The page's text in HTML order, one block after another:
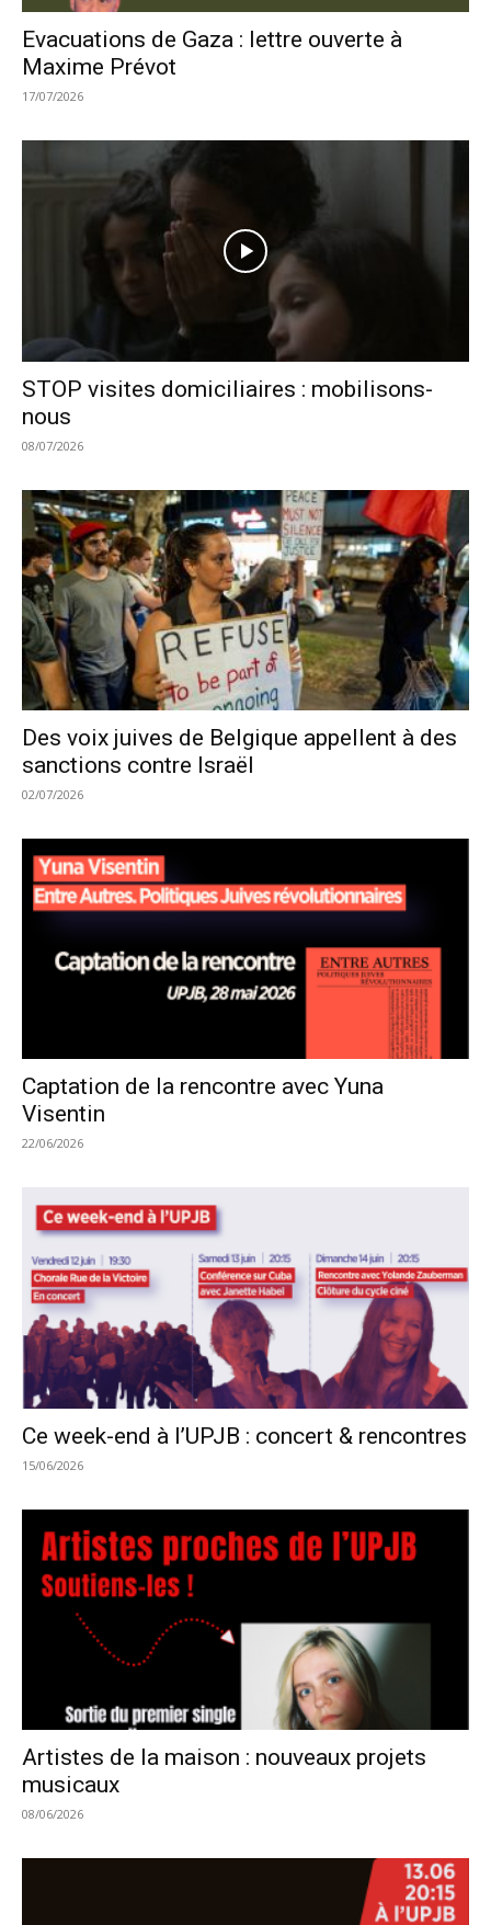
Evacuations de Gaza : lettre ouverte à
Maxime Prévot
17/07/2026
STOP visites domiciliaires : mobilisons-
nous
08/07/2026
Des voix juives de Belgique appellent à des
sanctions contre Israël
02/07/2026
Captation de la rencontre avec Yuna
Visentin
22/06/2026
Ce week-end à l’UPJB : concert & rencontres
15/06/2026
Artistes de la maison : nouveaux projets
musicaux
08/06/2026